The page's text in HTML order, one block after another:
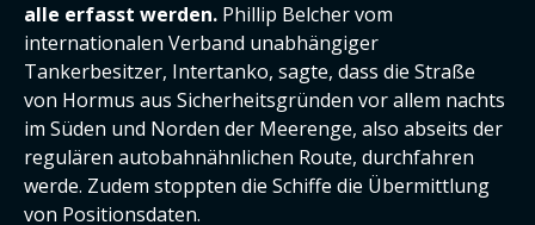
alle erfasst werden. Phillip Belcher vom
internationalen Verband unabhängiger
Tankerbesitzer, Intertanko, sagte, dass die Straße
von Hormus aus Sicherheitsgründen vor allem nachts
im Süden und Norden der Meerenge, also abseits der
regulären autobahnähnlichen Route, durchfahren
werde. Zudem stoppten die Schiffe die Übermittlung
von Positionsdaten.